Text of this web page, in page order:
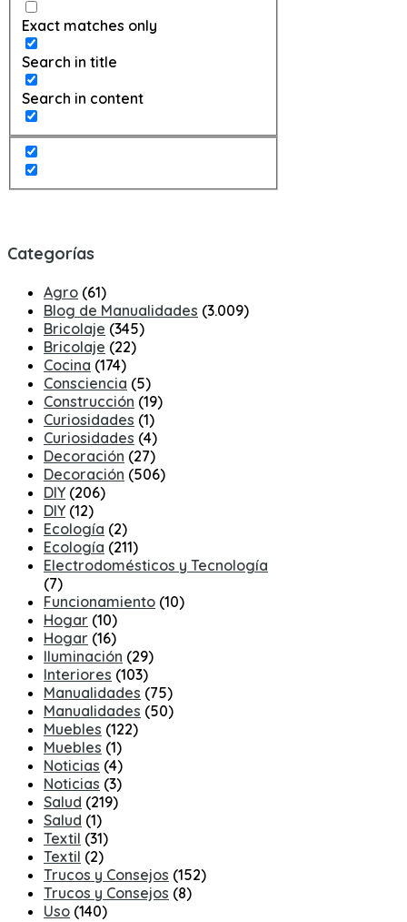
Exact matches only
Search in title
Search in content
Categorías
Agro (61)
Blog de Manualidades (3.009)
Bricolaje (345)
Bricolaje (22)
Cocina (174)
Consciencia (5)
Construcción (19)
Curiosidades (1)
Curiosidades (4)
Decoración (27)
Decoración (506)
DIY (206)
DIY (12)
Ecología (2)
Ecología (211)
Electrodomésticos y Tecnología
(7)
Funcionamiento (10)
Hogar (10)
Hogar (16)
Iluminación (29)
Interiores (103)
Manualidades (75)
Manualidades (50)
Muebles (122)
Muebles (1)
Noticias (4)
Noticias (3)
Salud (219)
Salud (1)
Textil (31)
Textil (2)
Trucos y Consejos (152)
Trucos y Consejos (8)
Uso (140)